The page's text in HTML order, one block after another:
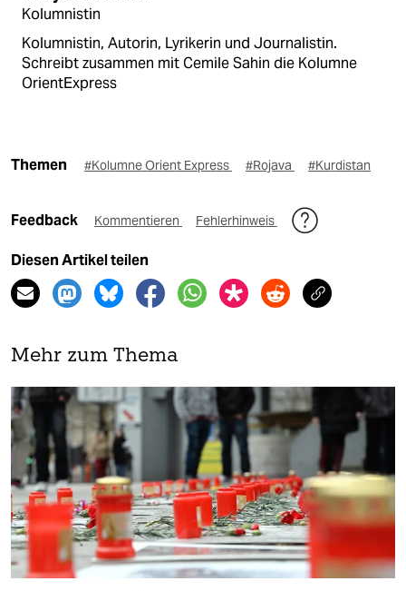
Kolumnistin
Kolumnistin, Autorin, Lyrikerin und Journalistin.
Schreibt zusammen mit Cemile Sahin die Kolumne
OrientExpress
Themen #Kolumne Orient Express #Rojava #Kurdistan
Feedback Kommentieren Fehlerhinweis
Diesen Artikel teilen
Mehr zum Thema